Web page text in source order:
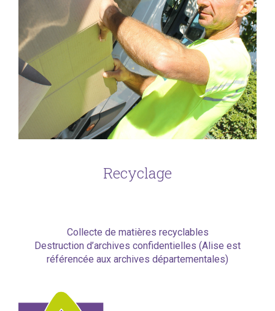
Recyclage
Collecte de matières recyclables
Destruction d’archives confidentielles (Alise est
référencée aux archives départementales)